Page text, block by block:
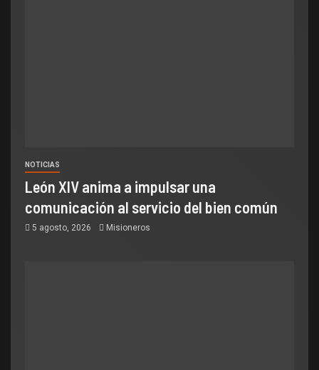
NOTICIAS
León XIV anima a impulsar una
comunicación al servicio del bien común
5 agosto, 2026 Misioneros